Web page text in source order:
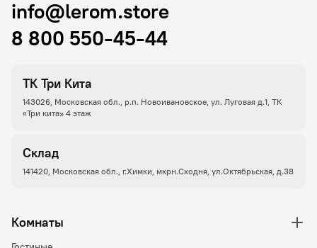
ТК Три Кита
143026, Московская обл., р.п. Новоивановское, ул. Луговая д.1, ТК
«Три кита» 4 этаж
Склад
141420, Московская обл., г.Химки, мкрн.Сходня, ул.Октябрьская, д.38
info@lerom.store
8 800 550-45-44
Комнаты